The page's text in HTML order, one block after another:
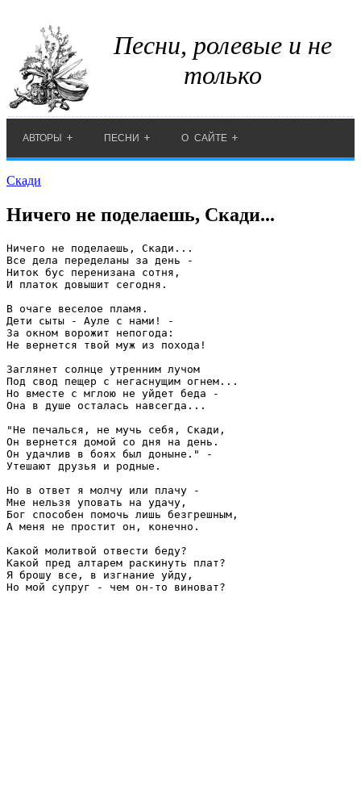
Песни, ролевые и не
только
АВТОРЫ ПЕСНИ О САЙТЕ
Скади
Ничего не поделаешь, Скади...
Ничего не поделаешь, Скади...
Все дела переделаны за день -
Ниток бус перенизана сотня,
И платок довышит сегодня.
В очаге веселое пламя.
Дети сыты - Ауле с нами! -
За окном ворожит непогода:
Не вернется твой муж из похода!
Заглянет солнце утренним лучом
Под свод пещер с негаснущим огнем...
Но вместе с мглою не уйдет беда -
Она в душе осталась навсегда...
"Не печалься, не мучь себя, Скади,
Он вернется домой со дня на день.
Он удачлив в боях был доныне." -
Утешают друзья и родные.
Но в ответ я молчу или плачу -
Мне нельзя уповать на удачу,
Бог способен помочь лишь безгрешным,
А меня не простит он, конечно.
Какой молитвой отвести беду?
Какой пред алтарем раскинуть плат?
Я брошу все, в изгнание уйду,